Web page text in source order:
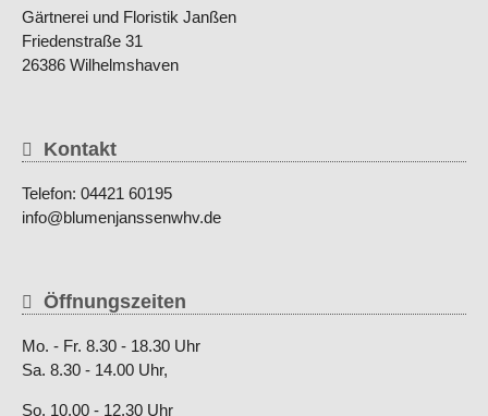
Gärtnerei und Floristik Janßen
Friedenstraße 31
26386 Wilhelmshaven
Kontakt
Telefon: 04421 60195
info@blumenjanssenwhv.de
Öffnungszeiten
Mo. - Fr. 8.30 - 18.30 Uhr
Sa. 8.30 - 14.00 Uhr,
So. 10.00 - 12.30 Uhr